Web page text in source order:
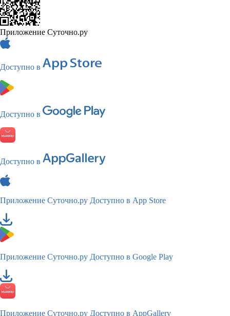
Приложение Суточно.ру
Доступно в
Доступно в
Доступно в
Приложение Суточно.ру Доступно в App Store
Приложение Суточно.ру Доступно в Google Play
Приложение Суточно.ру Доступно в AppGallery